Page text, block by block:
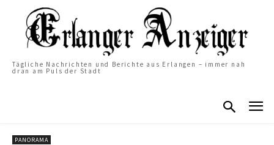
Tägliche Nachrichten und Berichte aus Erlangen – immer nah
dran am Puls der Stadt
PANORAMA